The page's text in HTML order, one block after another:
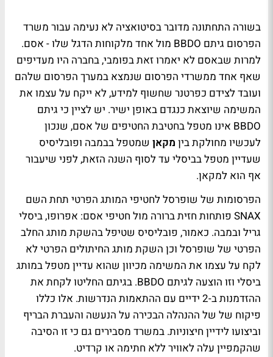
בשורה התחתונה מדובר בסיטואציה לא נעימה עבור משרד
הפרסום גיתם BBDO מול אחד מלקוחות הדגל שלו - אסם.
למרות שבאסם לא יאמרו זאת בפומבי, בחברה היו מעדיפים
שאף אחד ממשרדי הפרסום שנמצא במערך הפרסום שלהם
ועובד לצידם כפרטנר שחשוף למידע, לא ייקח על עצמו את
המשימה שיוצאת כנגדם באופן ישיר. יש לציין כי גיתם
BBDO אינו מטפל בחטיבת החטיפים של אסם, שנכון
לעכשיו מחולקת בין מקאן שמטפל בבמבה ופובליסיס
שעדיין מטפל בביסלי עד לסוף השנה הזאת, לפני שיעבור
אף הוא למקאן.
הפרסומות של שופרסל לחטיפי המותג הפרטי תחת השם
SNAX פותחות חזית ברורה מול חטיפי אסם: אפרופו, ביסלי
גריל ובמבה. כאמור, פובליסיס שטיפל בהשקת מותג החלב
הפרטי של שופרסל וכן השקת מותג החיתולים הפרטי לא
לקח על עצמו את המשימה מכיוון שהוא עדיין מטפל במותג
ביסלי וזו הוצעה לגיתם BBDO. בגיתם החליטו לקחת את
ההזדמנות ב-2 ידיים עם ההתאמות הנדרשות. אלו כללו
פיקוח של של ההנהלה הבכירה על הנעשה והעברת הבריף
וביצועו לידיין חיצוניות. במשרד מסבירים גם כי זו הסיבה
שהקמפיין עלה לאוויר ללא חתימה או קרדיט.